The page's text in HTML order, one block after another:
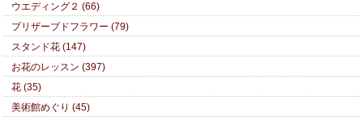
ウエディング２ (66)
プリザーブドフラワー (79)
スタンド花 (147)
お花のレッスン (397)
花 (35)
美術館めぐり (45)